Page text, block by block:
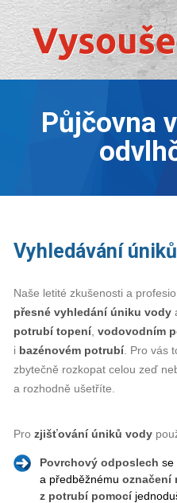
Půjčovna
Vyhledávání
Naše letité zkušenosti a
přesné vyhledání úniku vody
potrubí topení, vodovodním
i bazénovém potrubí. Pro vás
zbytečně rozkopat celou zeď
a rozhodně ušetříte.
Pro zjišťování úniků vody
Povrchový odposlech se
a předběžnému označení
z potrubí pomocí